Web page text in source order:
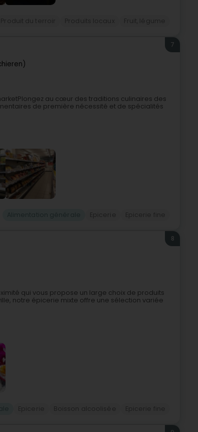
7
au cœur des traditions culinaires des
de première nécessité et de spécialités
8
qui vous propose un large choix de produits
notre épicerie mixte offre une sélection variée